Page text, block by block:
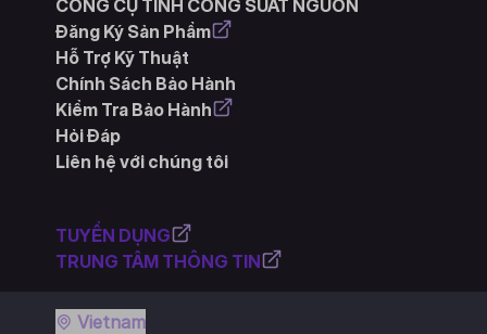
CÔNG CỤ TÍNH CÔNG SUẤT NGUỒN
Đăng Ký Sản Phẩm
Hỗ Trợ Kỹ Thuật
Chính Sách Bảo Hành
Kiểm Tra Bảo Hành
Hỏi Đáp
Liên hệ với chúng tôi
TUYỂN DỤNG
TRUNG TÂM THÔNG TIN
Vietnam